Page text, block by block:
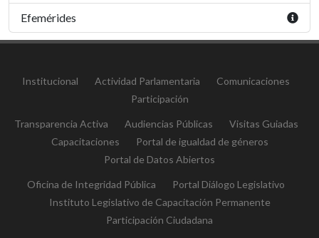
Efemérides
Institucional Actividad Parlamentaria
Comunicaciones
Participación
Transparencia Activa Audiencias Públicas
Visitas Guiadas
Capacitaciones
Portal de igualdad de géneros
Portal de Datos Abiertos
Oficina de Integridad Pública
Portal Diálogo Legislativo
Instituto Legislativo de Capacitación Permanente
Participación Ciudadana